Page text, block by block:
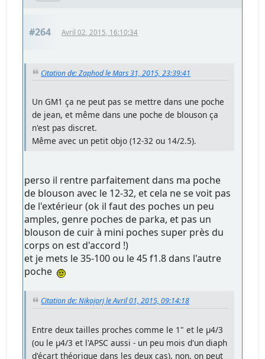
#264 Avril 02, 2015, 16:10:34
Citation de: Zaphod le Mars 31, 2015, 23:39:41
Un GM1 ça ne peut pas se mettre dans une poche
de jean, et même dans une poche de blouson ça
n'est pas discret.
Même avec un petit objo (12-32 ou 14/2.5).
perso il rentre parfaitement dans ma poche
de blouson avec le 12-32, et cela ne se voit pas
de l'extérieur (ok il faut des poches un peu
amples, genre poches de parka, et pas un
blouson de cuir à mini poches super près du
corps on est d'accord !)
et je mets le 35-100 ou le 45 f1.8 dans l'autre
poche
Citation de: Nikojorj le Avril 01, 2015, 09:14:18
Entre deux tailles proches comme le 1" et le µ4/3
(ou le µ4/3 et l'APSC aussi - un peu mois d'un diaph
d'écart théorique dans les deux cas), non, on peut